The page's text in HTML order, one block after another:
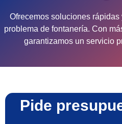
Ofrecemos soluciones
problema de fontanería. Con
garantizamos un servicio
Pide